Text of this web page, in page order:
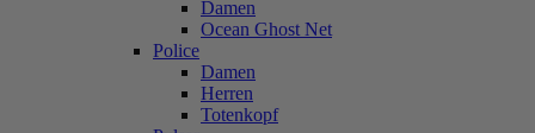
Damen
Ocean Ghost Net
Police
Damen
Herren
Totenkopf